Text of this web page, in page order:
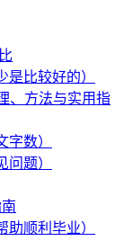
比较好的）
、方法与实用指
数）
题）
顺利毕业）